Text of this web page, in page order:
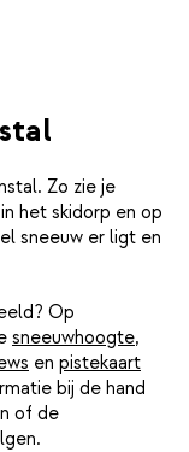
Zo zie je
het skidorp en op
sneeuw er ligt en
Op
sneeuwhoogte,
en pistekaart
bij de hand
of de